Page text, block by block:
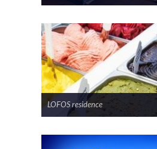
LOFOS residence